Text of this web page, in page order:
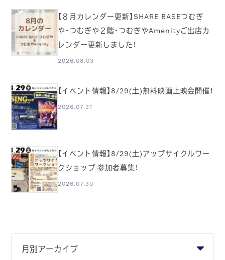
【８月カレンダー更新】SHARE BASEつむぎ
や・つむぎや２階・つむぎやAmenityご出店カ
レンダー更新しました！
2026.08.03
【イベント情報】8/29(土)無料映画上映会開催！
2026.07.31
【イベント情報】8/29(土)アップサイクルワー
クショップ 参加者募集！
2026.07.30